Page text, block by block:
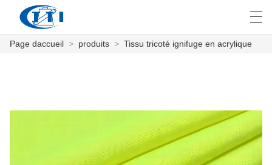
العربية česky Deutsch English
Page daccueil > produits > Tissu tricoté ignifuge en acrylique